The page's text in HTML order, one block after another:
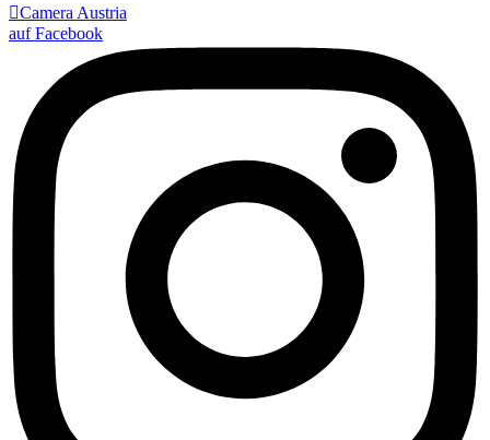
Camera Austria
auf Facebook